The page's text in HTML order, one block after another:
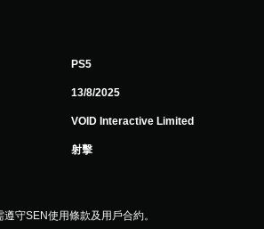
PS5
13/8/2025
VOID Interactive Limited
射擊
守SEN使用條款及用戶合約。